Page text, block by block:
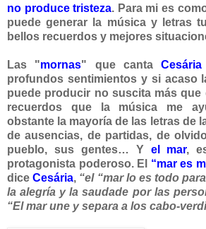
no produce tristeza. Para mi es
puede generar la música y letras
bellos recuerdos y mejores
Las "mornas" que cantaCesária
profundos sentimientos y si acaso
puede producir no suscita más
recuerdos que la música me
obstante la mayoría de las letras de
de ausencias, de partidas, de
pueblo, sus gentes… Y el mar,
protagonista poderoso. El “mar es
diceCesária, “el “mar lo es todo
la alegría y la saudade por las
“El mar une y separa a los cabo-